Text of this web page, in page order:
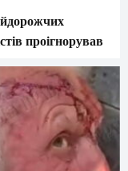
проігнорував